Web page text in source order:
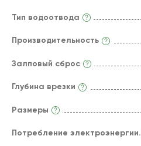
Тип водоотвода
Производительность
Залповый сброс
Глубина врезки
Размеры
Потребление электроэнергии.